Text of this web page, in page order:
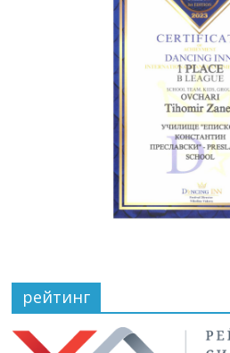
рейтинг